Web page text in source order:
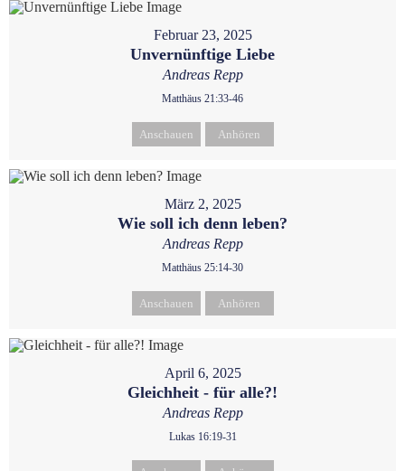
Februar 23, 2025
Unvernünftige Liebe
Andreas Repp
Matthäus 21:33-46
Anschauen Anhören
März 2, 2025
Wie soll ich denn leben?
Andreas Repp
Matthäus 25:14-30
Anschauen Anhören
April 6, 2025
Gleichheit - für alle?!
Andreas Repp
Lukas 16:19-31